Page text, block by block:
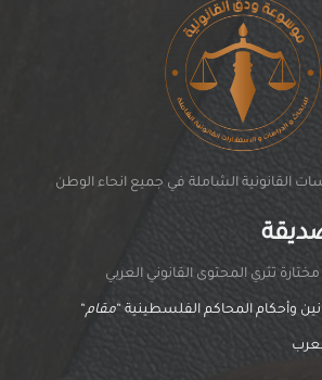
القانونية الشاملة في جميع انحاء الوطن
تثري المحتوى القانوني العربي
وأحكام المحاكم الفلسطينية “مقام“